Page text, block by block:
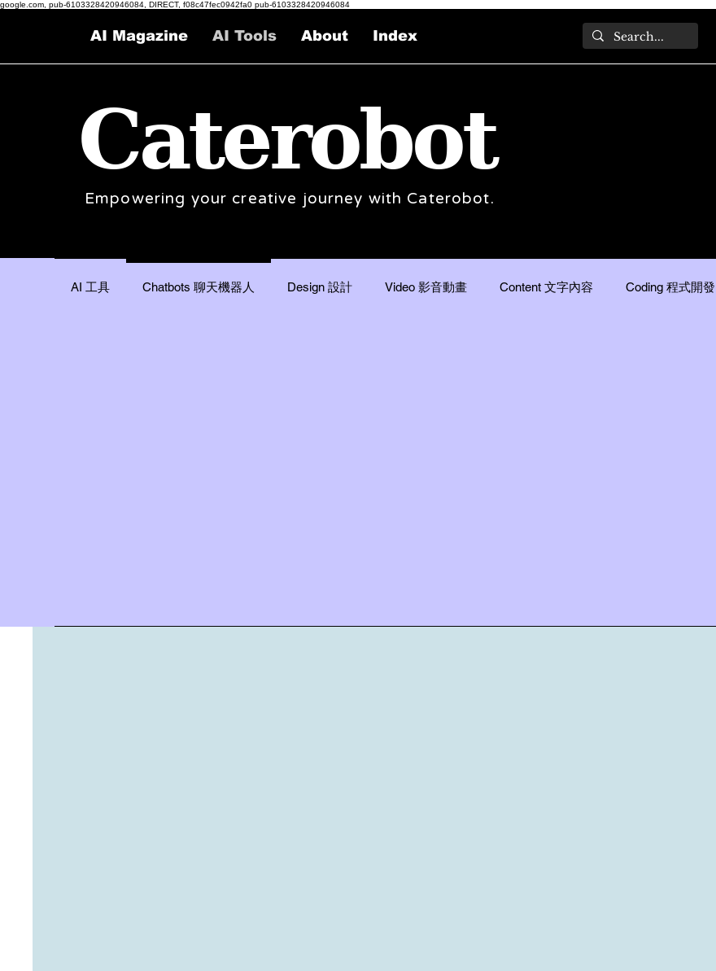
google.com, pub-6103328420946084, DIRECT, f08c47fec0942fa0 pub-6103328420946084
AI Magazine AI Tools About Index
Caterobot
Empowering your creative journey with Caterobot.
AI 工具 Chatbots 聊天機器人 Design 設計 Video 影音動畫 Content 文字內容 Coding 程式開發